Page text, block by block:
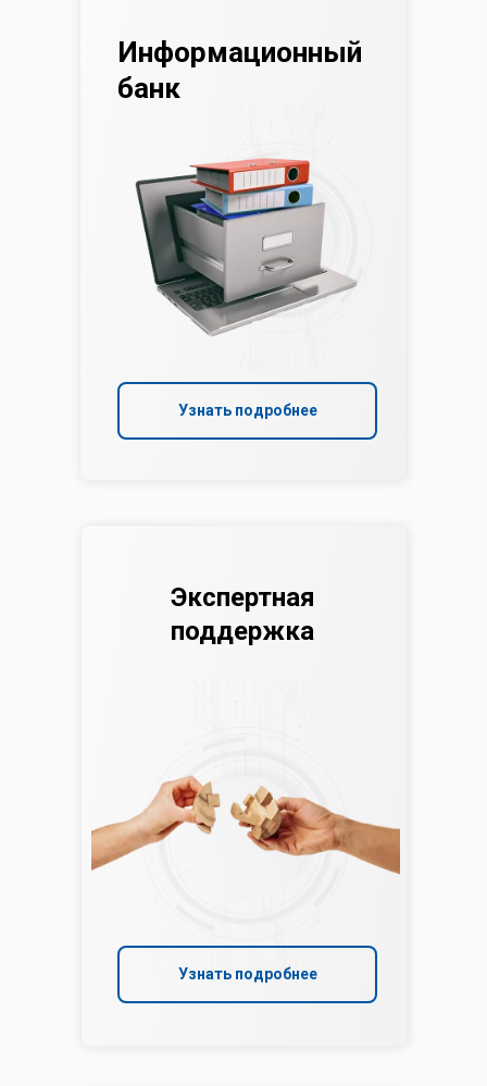
Узнать подробнее
Информационный
банк
Узнать подробнее
Экспертная
поддержка